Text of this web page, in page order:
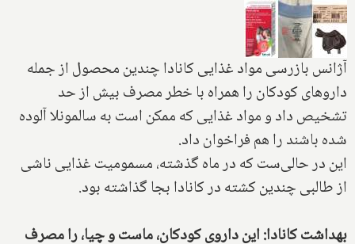
آژانس بازرسی مواد غذایی کانادا چندین محصول از جمله
داروهای کودکان را همراه با خطر مصرف بیش از حد
تشخیص داد و مواد غذایی که ممکن است به سالمونلا آلوده
شده باشند را هم فراخوان داد.
این در حالی‌ست که در ماه گذشته، مسمومیت غذایی ناشی
از طالبی چندین کشته در کانادا بجا گذاشته بود.
بهداشت کانادا: این داروی کودکان، ماست و چیا، را مصرف